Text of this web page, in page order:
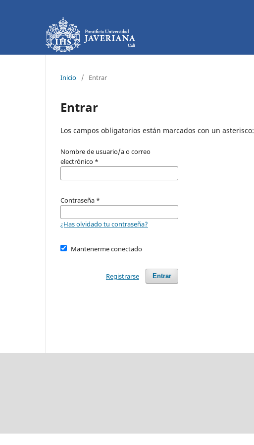
Inicio / Entrar
Entrar
Los campos obligatorios están marcados con un asterisco:
Nombre de usuario/a o correo
electrónico *
Contraseña *
¿Has olvidado tu contraseña?
Mantenerme conectado
Entrar
Registrarse